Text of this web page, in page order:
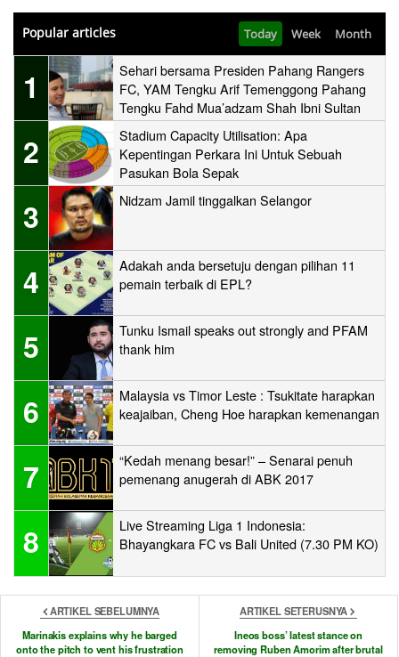
Popular articles Today Week Month
1
Sehari bersama Presiden Pahang Rangers
FC, YAM Tengku Arif Temenggong Pahang
Tengku Fahd Mua’adzam Shah Ibni Sultan
Haji Ahmad Shah
2
Stadium Capacity Utilisation: Apa
Kepentingan Perkara Ini Untuk Sebuah
Pasukan Bola Sepak
3 Nidzam Jamil tinggalkan Selangor
4
Adakah anda bersetuju dengan pilihan 11
pemain terbaik di EPL?
5
Tunku Ismail speaks out strongly and PFAM
thank him
6
Malaysia vs Timor Leste : Tsukitate harapkan
keajaiban, Cheng Hoe harapkan kemenangan
7
“Kedah menang besar!” – Senarai penuh
pemenang anugerah di ABK 2017
8
Live Streaming Liga 1 Indonesia:
Bhayangkara FC vs Bali United (7.30 PM KO)
ARTIKEL SEBELUMNYA
Marinakis explains why he barged
onto the pitch to vent his frustration
ARTIKEL SETERUSNYA
Ineos boss’ latest stance on
removing Ruben Amorim after brutal